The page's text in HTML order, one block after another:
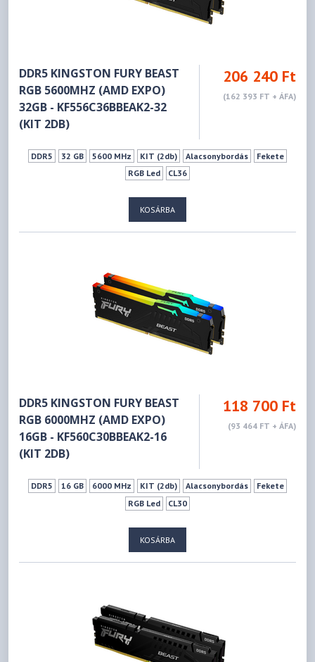
DDR5 KINGSTON FURY BEAST
RGB 5600MHZ (AMD EXPO)
32GB - KF556C36BBEAK2-32
(KIT 2DB)
206 240 Ft
(162 393 FT + ÁFA)
DDR5 32 GB 5600 MHz KIT (2db) Alacsonybordás
Fekete
RGB Led
CL36
KOSÁRBA
DDR5 KINGSTON FURY BEAST
RGB 6000MHZ (AMD EXPO)
16GB - KF560C30BBEAK2-16
(KIT 2DB)
118 700 Ft
(93 464 FT + ÁFA)
DDR5 16 GB 6000 MHz KIT (2db) Alacsonybordás
Fekete
RGB Led
CL30
KOSÁRBA